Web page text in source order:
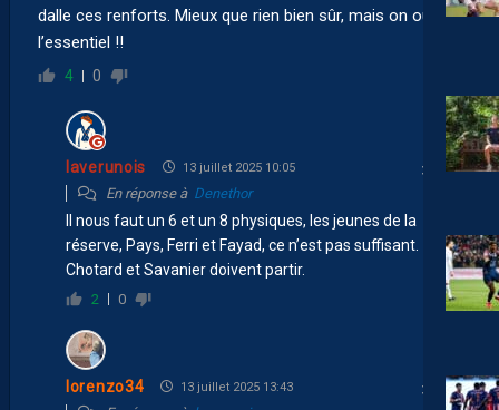
dalle ces renforts. Mieux que rien bien sûr, mais on oublie
l’essentiel !!
4 0
laverunois 13 juillet 2025 10:05
En réponse à Denethor
Il nous faut un 6 et un 8 physiques, les jeunes de la
réserve, Pays, Ferri et Fayad, ce n’est pas suffisant.
Chotard et Savanier doivent partir.
2 0
lorenzo34 13 juillet 2025 13:43